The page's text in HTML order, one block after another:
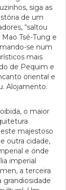
siga as
de um
“saltou
Tsé-Tung e
se num
mais
de Pequim e
oriental e
Alojamento.
o maior
majestoso
outra cidade,
e onde
imperial
a terceira
grandiosidade